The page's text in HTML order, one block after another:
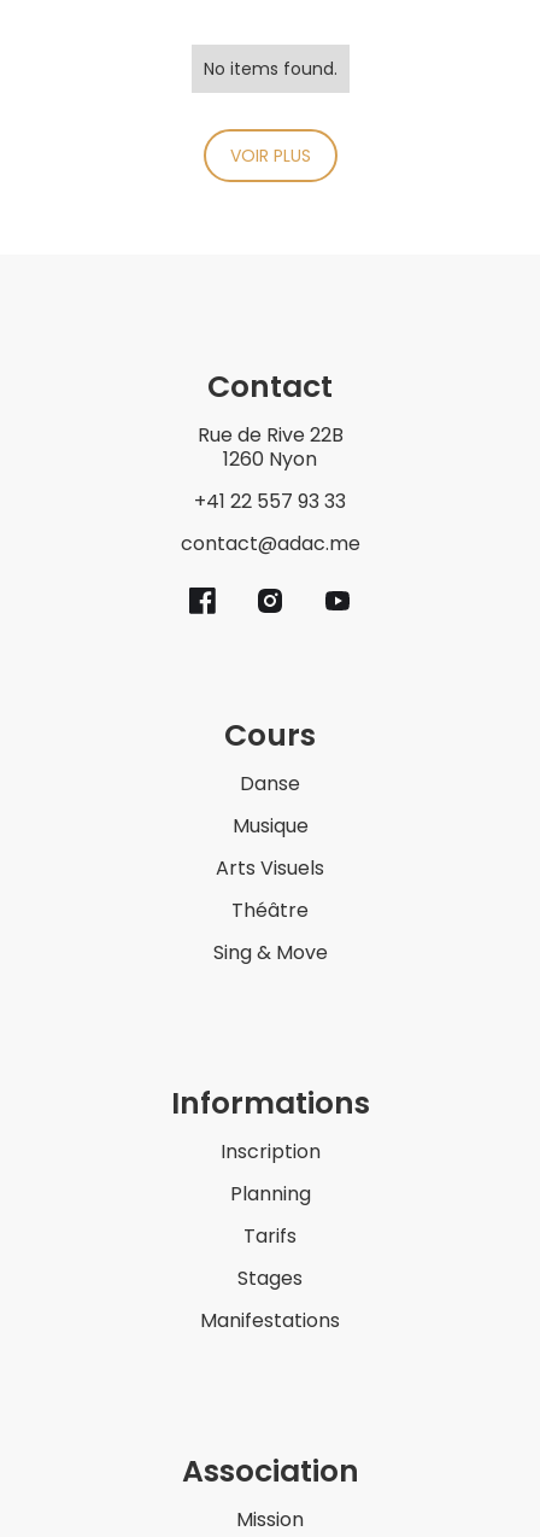
No items found.
VOIR PLUS
Contact
Rue de Rive 22B
1260 Nyon
+41 22 557 93 33
contact@adac.me
Cours
Danse
Musique
Arts Visuels
Théâtre
Sing & Move
Informations
Inscription
Planning
Tarifs
Stages
Manifestations
Association
Mission